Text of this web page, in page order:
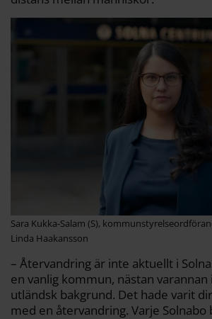
Sara Kukka-Salam (S),
Linda Haakansson
– Återvandring är inte aktuellt i
en vanlig kommun, nästan
utländsk bakgrund. Det hade varit
med en återvandring. Varje Solnabo